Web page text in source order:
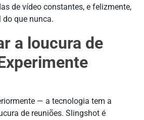
de vídeo constantes, e felizmente,
que nunca.
a loucura de
— a tecnologia tem a
de reuniões. Slingshot é